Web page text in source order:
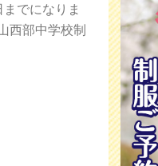
でになりま
西部中学校制